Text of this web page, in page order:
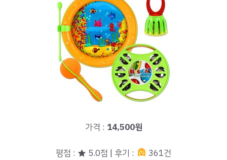
가격 : 14,500원
평점 : ★ 5.0점 | 후기 : 361건